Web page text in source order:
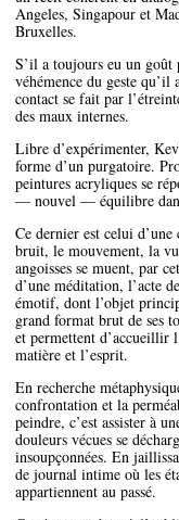
Angeles, Singapour et
Bruxelles.
S’il a toujours eu un goût
véhémence du geste
contact se fait par
des maux internes.
Libre d’expérimenter,
forme d’un purgatoire.
peintures acryliques se
— nouvel — équilibre
Ce dernier est celui
bruit, le mouvement, la
angoisses se muent, par
d’une méditation, l’acte
émotif, dont l’objet
grand format brut de ses
et permettent d’accueillir
matière et l’esprit.
En recherche
confrontation et la
peindre, c’est assister à
douleurs vécues se
insoupçonnées. En
de journal intime où les
appartiennent au passé.